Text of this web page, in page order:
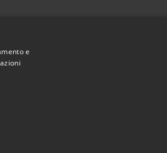
di Sistema Portuale del Mare
e